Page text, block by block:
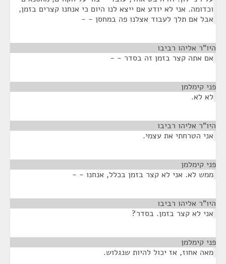
וכדומה. אני לא יודע אם ייצא לנו היום כי אנחנו קצרים בזמן,
אבל אם תלך לעבוד אצלנו פה במחסן - -
היו"ר אליהו רביבו
אם אתה קצר בזמן זה בסדר - -
פני קימלמן
לא לא.
היו"ר אליהו רביבו
אני הטרחתי את עצמי.
פני קימלמן
ממש לא. אני לא קצר בזמן בכלל, אנחנו - -
היו"ר אליהו רביבו
אני לא קצר בזמן. בסדר?
פני קימלמן
מאה אחוז, אז יכול להיות שנגלוש.